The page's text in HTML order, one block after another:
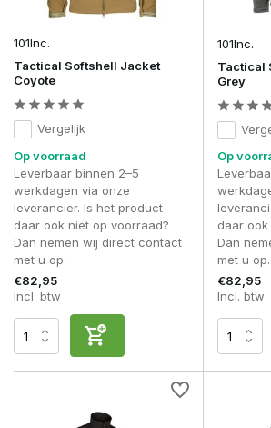
populaire keuze voor wandelaars.
Wat is het verschil tussen softshell en
Een softshell is flexibeler en beter
biedt maximale waterdichtheid.
Met een Outdoor Softshell Jas
kies je
bescherming, comfort en
buitenactiviteit.
101Inc.
Tactical Softshell Jacket
Coyote
Vergelijk
Op voorraad
Leverbaar binnen 2–5
werkdagen via onze
leverancier. Is het product
daar ook niet op voorraad?
Dan nemen wij direct contact
met u op.
€82,95
Incl. btw
101Inc.
Tactical
Grey
Op
daar
Dan
met u op.
€82,95
Incl. btw